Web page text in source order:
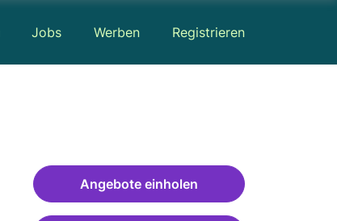
Jobs Werben Registrieren
Angebote einholen